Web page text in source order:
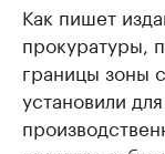
Как пишет
прокуратуры,
границы зоны
установили